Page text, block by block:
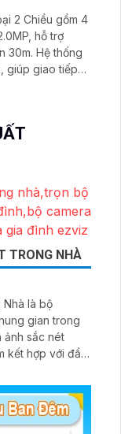
2 Chiều gồm 4
hỗ trợ
thống
giúp giao tiếp
TRONG NHÀ
Nhà là bộ
gian trong
ảnh sắc nét
kết hợp với đầu